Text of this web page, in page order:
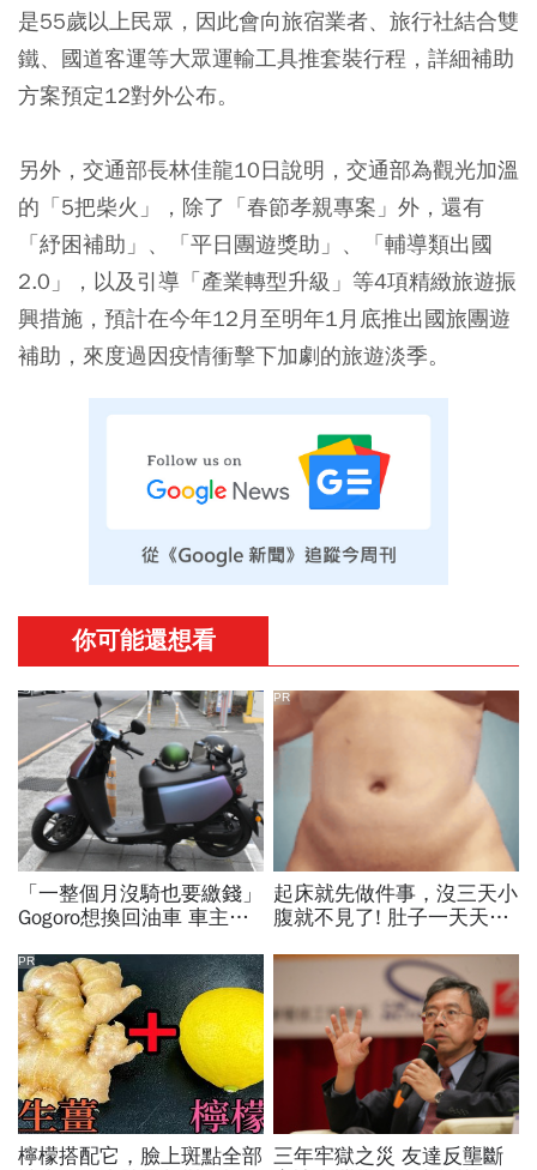
是55歲以上民眾，因此會向旅宿業者、旅行社結合雙
鐵、國道客運等大眾運輸工具推套裝行程，詳細補助
方案預定12對外公布。
另外，交通部長林佳龍10日說明，交通部為觀光加溫
的「5把柴火」，除了「春節孝親專案」外，還有
「紓困補助」、「平日團遊獎助」、「輔導類出國
2.0」，以及引導「產業轉型升級」等4項精緻旅遊振
興措施，預計在今年12月至明年1月底推出國旅團遊
補助，來度過因疫情衝擊下加劇的旅遊淡季。